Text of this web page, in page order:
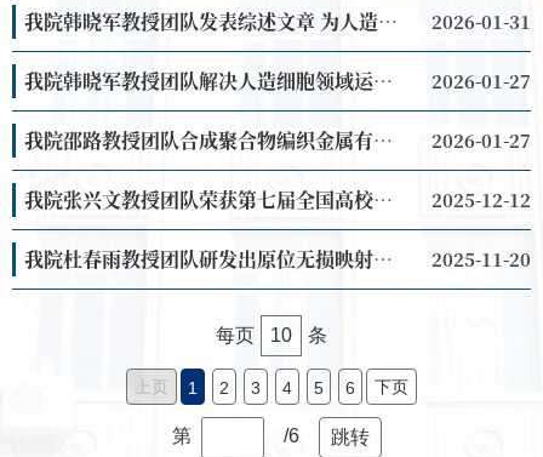
2026-01-31
我院韩晓军教授团队发表综述文章 为人造细胞代谢领域提供重要参考
2026-01-27
我院韩晓军教授团队解决人造细胞领域运用G蛋白偶联受体信号转导调控物质代谢难题
2026-01-27
我院邵路教授团队合成聚合物编织金属有机框架玻璃膜实现超强耐压碳捕集
2025-12-12
我院张兴文教授团队荣获第七届全国高校混合式教学设计创新大赛一等奖及数智教育专项奖
2025-11-20
我院杜春雨教授团队研发出原位无损映射技术 实现商用锂离子电池内部反应的原位时空解析
每页 10 条
上页 1 2 3 4 5 6 下页
第 /6 跳转